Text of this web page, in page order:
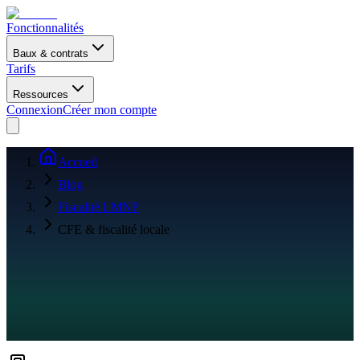
Fonctionnalités
Baux & contrats
Tarifs
Ressources
ConnexionCréer mon compte
Accueil
Blog
Fiscalité LMNP
CFE & fiscalité locale